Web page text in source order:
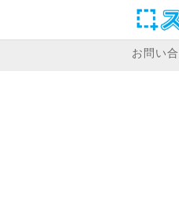
お問い